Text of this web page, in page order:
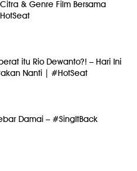
& Genre Film Bersama
itu Rio Dewanto?! – Hari Ini
Nanti | #HotSeat
Damai – #SingItBack